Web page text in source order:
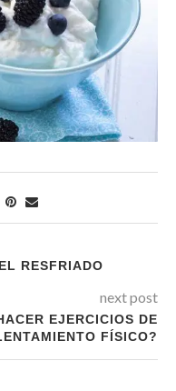
RESFRIADO
next post
EJERCICIOS DE
FÍSICO?